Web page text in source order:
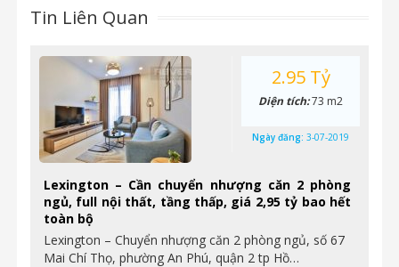
Tin Liên Quan
Lexington – Cần chuyển nhượng căn 2 phòng
ngủ, full nội thất, tầng thấp, giá 2,95 tỷ bao hết
toàn bộ
Lexington – Chuyển nhượng căn 2 phòng ngủ, số 67
Mai Chí Thọ, phường An Phú, quận 2 tp Hồ…
2.95 Tỷ
Diện tích:73 m2
Ngày đăng: 3-07-2019